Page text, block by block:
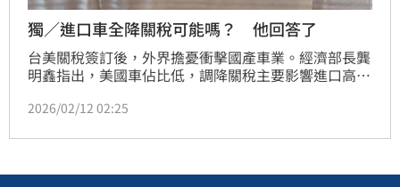
獨／進口車全降關稅可能嗎？ 他回答了
台美關稅簽訂後，外界擔憂衝擊國產車業。經濟部長龔
明鑫指出，美國車佔比低，調降關稅主要影響進口高價
調將支持廠商走向國際。立委李坤城籲在野黨勿阻撓關
下」計畫，助5千億產值車業強化競爭力，穩8.3萬就
結勞工權益，嚴防業者領補貼損及勞工，確保就業穩
2026/02/12 02:25